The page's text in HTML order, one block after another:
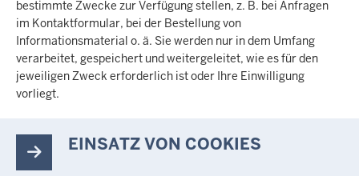
bestimmte Zwecke zur Verfügung stellen, z. B. bei Anfragen
im Kontaktformular, bei der Bestellung von
Informationsmaterial o. ä. Sie werden nur in dem Umfang
verarbeitet, gespeichert und weitergeleitet, wie es für den
jeweiligen Zweck erforderlich ist oder Ihre Einwilligung
vorliegt.
EINSATZ VON COOKIES